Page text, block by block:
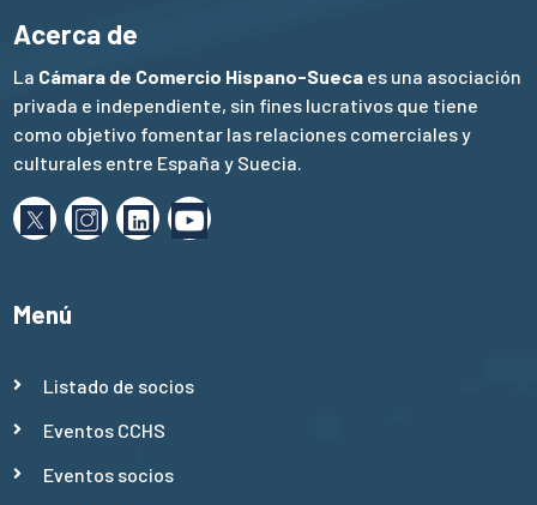
Acerca de
La Cámara de Comercio Hispano-Sueca es una asociación
privada e independiente, sin fines lucrativos que tiene
como objetivo fomentar las relaciones comerciales y
culturales entre España y Suecia.
Menú
Listado de socios
Eventos CCHS
Eventos socios